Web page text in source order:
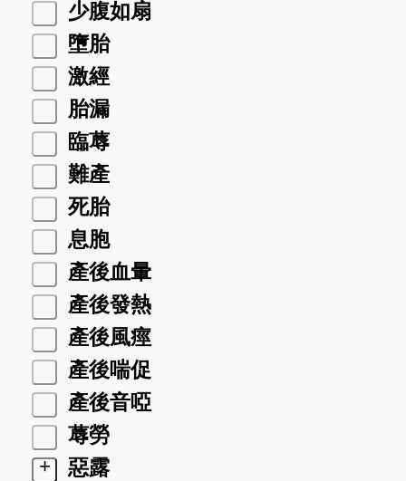
少腹如扇
墮胎
激經
胎漏
臨蓐
難產
死胎
息胞
產後血暈
產後發熱
產後風痙
產後喘促
產後音啞
蓐勞
+
惡露